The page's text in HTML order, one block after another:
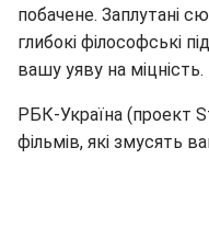
побачене. Заплутані
глибокі філософські
вашу уяву на міцність.
РБК-Україна (проект
фільмів, які змусять